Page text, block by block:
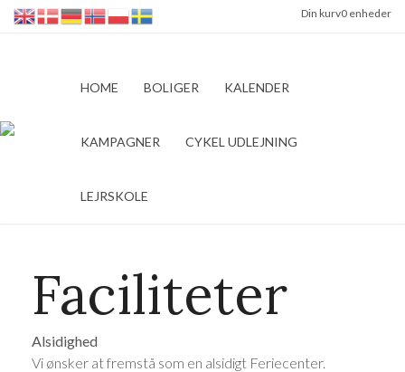
Din kurv0 enheder
HOME BOLIGER KALENDER
KAMPAGNER CYKEL UDLEJNING
LEJRSKOLE
Faciliteter
Alsidighed
Vi ønsker at fremstå som en alsidigt Feriecenter.